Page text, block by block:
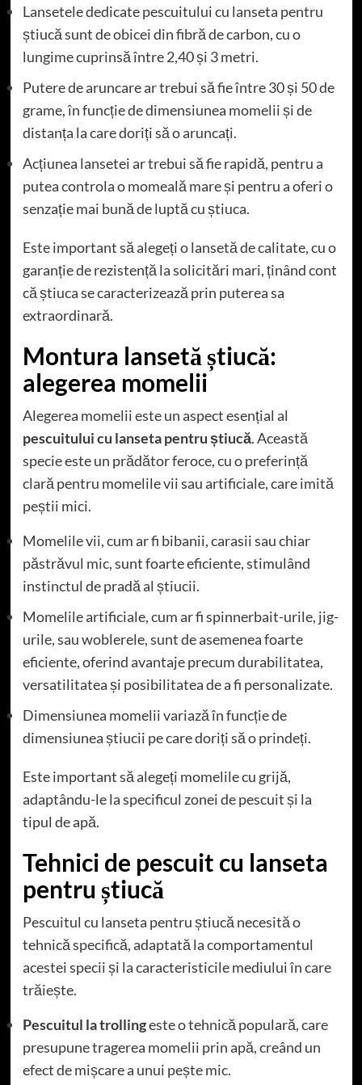
Lansetele dedicate pescuitului cu lanseta pentru
știucă sunt de obicei din fibră de carbon, cu o
lungime cuprinsă între 2,40 și 3 metri.
Putere de aruncare ar trebui să fie între 30 și 50 de
grame, în funcție de dimensiunea momelii și de
distanța la care doriți să o aruncați.
Acțiunea lansetei ar trebui să fie rapidă, pentru a
putea controla o momeală mare și pentru a oferi o
senzație mai bună de luptă cu știuca.
Este important să alegeți o lansetă de calitate, cu o
garanție de rezistență la solicitări mari, ținând cont
că știuca se caracterizează prin puterea sa
extraordinară.
Montura lansetă știucă:
alegerea momelii
Alegerea momelii este un aspect esențial al
pescuitului cu lanseta pentru știucă. Această
specie este un prădător feroce, cu o preferință
clară pentru momelile vii sau artificiale, care imită
peștii mici.
Momelile vii, cum ar fi bibanii, carasii sau chiar
păstrăvul mic, sunt foarte eficiente, stimulând
instinctul de pradă al știucii.
Momelile artificiale, cum ar fi spinnerbait-urile, jig-
urile, sau woblerele, sunt de asemenea foarte
eficiente, oferind avantaje precum durabilitatea,
versatilitatea și posibilitatea de a fi personalizate.
Dimensiunea momelii variază în funcție de
dimensiunea știucii pe care doriți să o prindeți.
Este important să alegeți momelile cu grijă,
adaptându-le la specificul zonei de pescuit și la
tipul de apă.
Tehnici de pescuit cu lanseta
pentru știucă
Pescuitul cu lanseta pentru știucă necesită o
tehnică specifică, adaptată la comportamentul
acestei specii și la caracteristicile mediului în care
trăiește.
Pescuitul la trollingeste o tehnică populară, care
presupune tragerea momelii prin apă, creând un
efect de mișcare a unui pește mic.